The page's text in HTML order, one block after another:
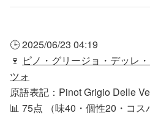
🕒 2025/06/23 04:19
🍷 ピノ・グリージョ・デッレ
ツォ
原語表記：Pinot Grigio Delle
📊 75点 （味40・個性20・コス